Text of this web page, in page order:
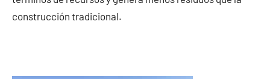
construcción tradicional.